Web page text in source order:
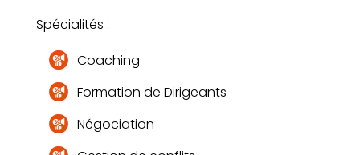
Spécialités :
Coaching
Formation de Dirigeants
Négociation